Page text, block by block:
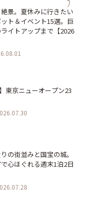
景。夏休みに行きたい
ト＆イベント15選。巨
イトアップまで【2026
東京ニューオープン23
の街並みと国宝の城。
心ほぐれる週末1泊2日